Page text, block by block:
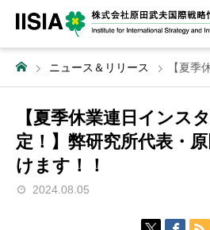
ニュース＆リリース 【夏季休業連日イ
【夏季休業連日インス
定！】弊研究所代表・
けます！！
2024.08.05